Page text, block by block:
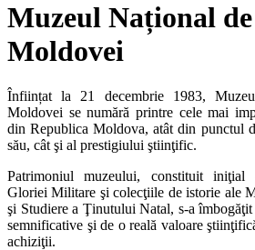
Muzeul Național
Moldovei
Înființat la 21 decembrie 1983,
Moldovei se numără printre cele mai
din Republica Moldova, atât din punctul
său, cât şi al prestigiului ştiinţific.
Patrimoniul muzeului, constituit
Gloriei Militare şi colecţiile de istorie ale
şi Studiere a Ţinutului Natal, s-a
semnificative şi de o reală valoare
achiziţii.